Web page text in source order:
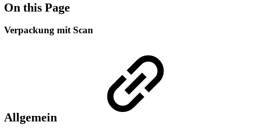
On this Page
Verpackung mit Scan
Allgemein